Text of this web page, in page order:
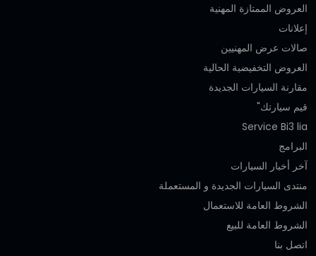
العروض الممتازة المهنية‎
إعلانات
صالات عرض المهنيين
العروض التخفيضية الحالية
مقارنة السيارات الجديدة
قيم سيارتك"
Service Bi3 lia
البرامج
آخر أخبار السيارات
منتدى السيارات الجديدة و المستعملة
الشروط العامة للاستعمال
الشروط العامة للبيع
اتصل بنا